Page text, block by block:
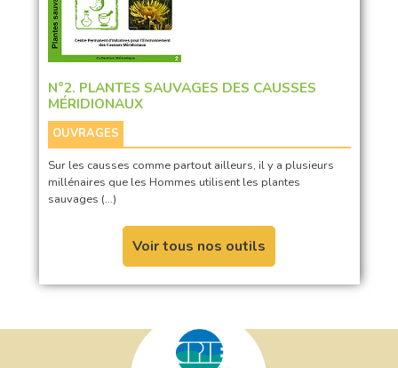
N°2. PLANTES SAUVAGES DES CAUSSES
MÉRIDIONAUX
OUVRAGES
Sur les causses comme partout ailleurs, il y a plusieurs
millénaires que les Hommes utilisent les plantes
sauvages (…)
Voir tous nos outils